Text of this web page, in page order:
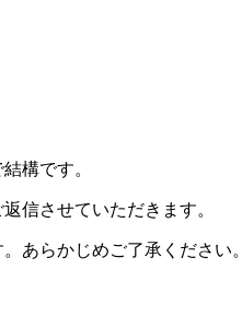
構です。
信させていただきます。
あらかじめご了承ください。